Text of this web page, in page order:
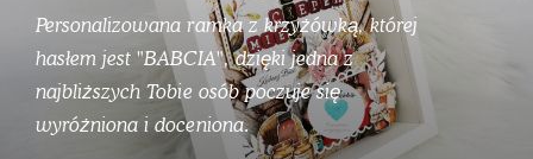
Personalizowana ramka z krzyżówką, której
hasłem jest "BABCIA", dzięki jedna z
najbliższych Tobie osób poczuje się
wyróżniona i doceniona.